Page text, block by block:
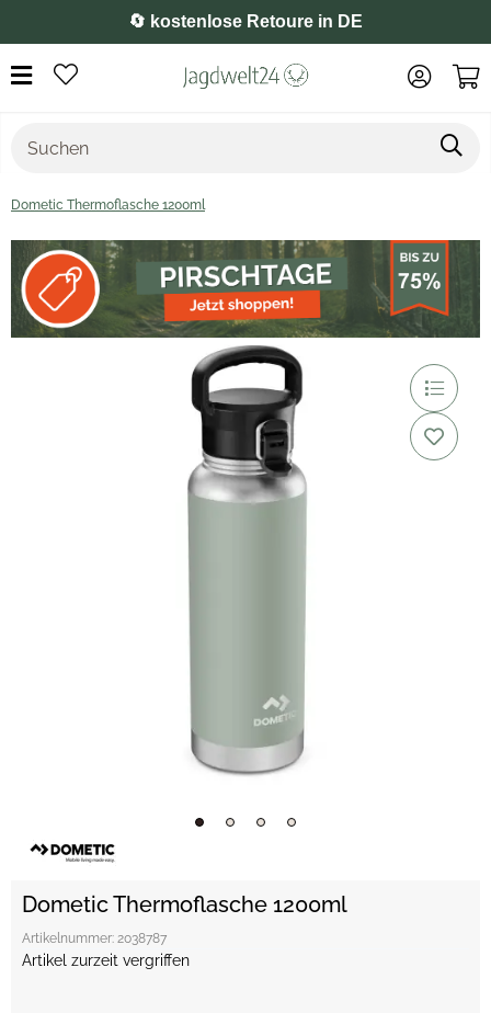
⭐️ 4,8 auf Google
Dometic Thermoflasche 1200ml
Dometic Thermoflasche 1200ml
Artikelnummer: 2038787
Artikel zurzeit vergriffen